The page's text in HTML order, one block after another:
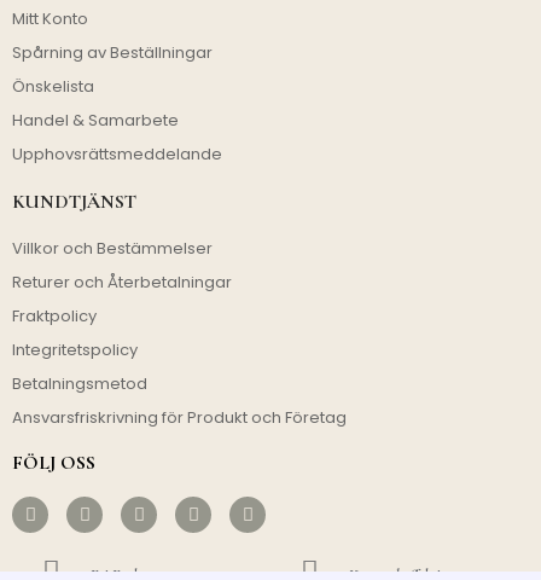
Mitt Konto
Spårning av Beställningar
Önskelista
Handel & Samarbete
Upphovsrättsmeddelande
KUNDTJÄNST
Villkor och Bestämmelser
Returer och Återbetalningar
Fraktpolicy
Integritetspolicy
Betalningsmetod
Ansvarsfriskrivning för Produkt och Företag
FÖLJ OSS